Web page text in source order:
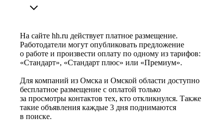
На сайте hh.ru действует платное размещение.
Работодатели могут опубликовать предложение
о работе и произвести оплату по одному из тарифов:
«Стандарт», «Стандарт плюс» или «Премиум».
Для компаний из Омска и Омской области доступно
бесплатное размещение с оплатой только
за просмотры контактов тех, кто откликнулся. Также
такие объявления каждые 3 дня поднимаются
в поиске.